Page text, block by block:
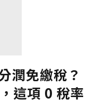
潤免繳稅？
這項 0 稅率